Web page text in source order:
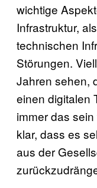
wichtige
Infrastruktur,
technischen
Störungen.
Jahren sehen,
einen digitalen
immer das
klar, dass es
aus der